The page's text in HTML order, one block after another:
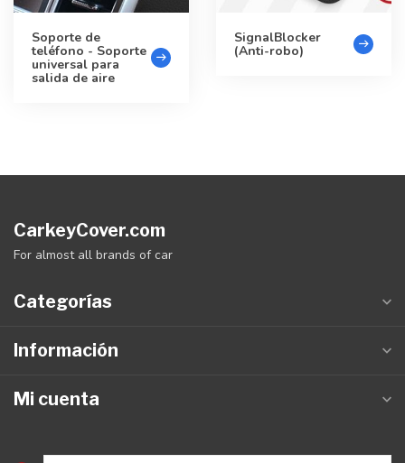
Soporte de
teléfono - Soporte
universal para
salida de aire
SignalBlocker
(Anti-robo)
CarkeyCover.com
For almost all brands of car
Categorías
Información
Mi cuenta